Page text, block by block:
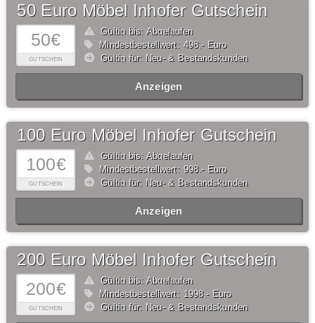
50€
GUTSCHEIN
50 Euro Möbel Inhofer Gutschein
Gültig bis: Abgelaufen
Mindestbestellwert: 498,- Euro
Gültig für: Neu- & Bestandskunden
Anzeigen
100€
GUTSCHEIN
100 Euro Möbel Inhofer Gutschein
Gültig bis: Abgelaufen
Mindestbestellwert: 998,- Euro
Gültig für: Neu- & Bestandskunden
Anzeigen
200€
GUTSCHEIN
200 Euro Möbel Inhofer Gutschein
Gültig bis: Abgelaufen
Mindestbestellwert: 1998,- Euro
Gültig für: Neu- & Bestandskunden